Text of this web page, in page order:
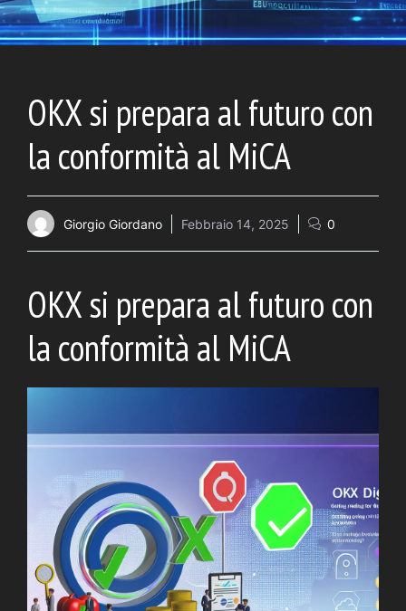
OKX si prepara al futuro con
la conformità al MiCA
Giorgio Giordano Febbraio 14, 2025 0
OKX si prepara al futuro con
la conformità al MiCA